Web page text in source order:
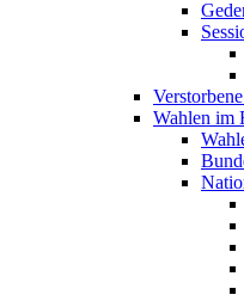
Wahlen im